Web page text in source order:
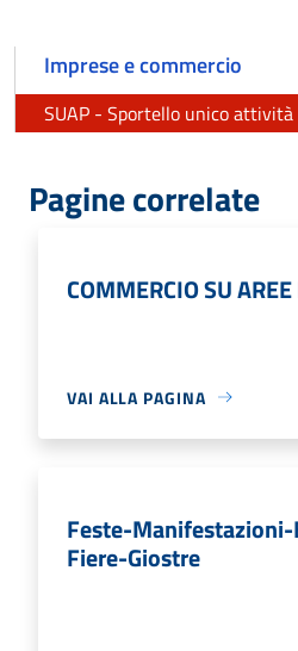
Imprese e commercio
SUAP - Sportello unico
Pagine correlate
COMMERCIO SU
VAI ALLA PAGINA
Feste-
Fiere-Giostre